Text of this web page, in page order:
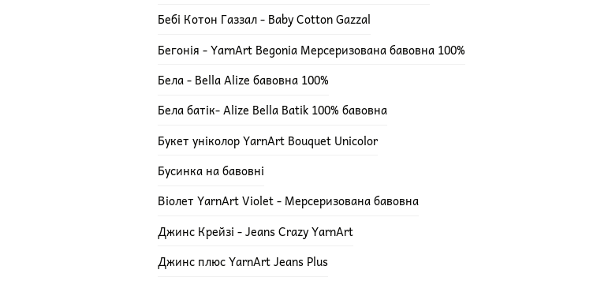
Бебі Котон Газзал - Baby Cotton Gazzal
Бегонія - YarnArt Begonia Мерсеризована бавовна 100%
Бела - Bella Alize бавовна 100%
Бела батік- Alize Bella Batik 100% бавовна
Букет уніколор YarnArt Bouquet Unicolor
Бусинка на бавовні
Віолет YarnArt Violet - Мерсеризована бавовна
Джинс Крейзі - Jeans Crazy YarnArt
Джинс плюс YarnArt Jeans Plus